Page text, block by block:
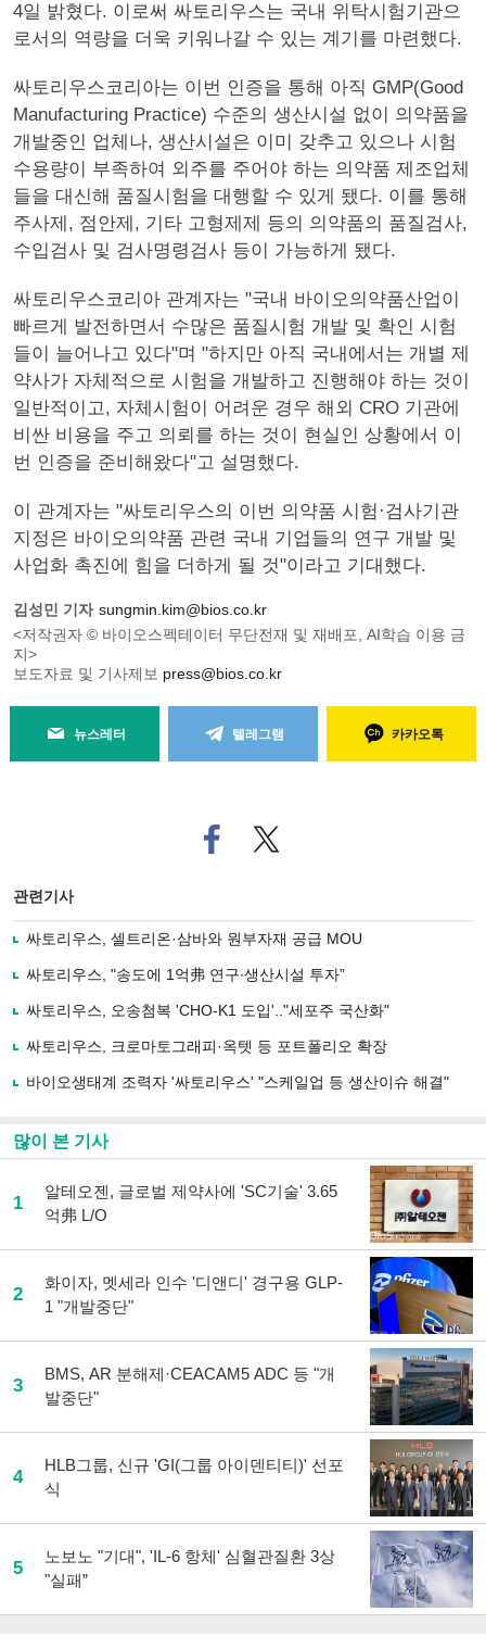
4일 밝혔다. 이로써 싸토리우스는 국내 위탁시험기관으
로서의 역량을 더욱 키워나갈 수 있는 계기를 마련했다.
싸토리우스코리아는 이번 인증을 통해 아직 GMP(Good
Manufacturing Practice) 수준의 생산시설 없이 의약품을
개발중인 업체나, 생산시설은 이미 갖추고 있으나 시험
수용량이 부족하여 외주를 주어야 하는 의약품 제조업체
들을 대신해 품질시험을 대행할 수 있게 됐다. 이를 통해
주사제, 점안제, 기타 고형제제 등의 의약품의 품질검사,
수입검사 및 검사명령검사 등이 가능하게 됐다.
싸토리우스코리아 관계자는 "국내 바이오의약품산업이
빠르게 발전하면서 수많은 품질시험 개발 및 확인 시험
들이 늘어나고 있다"며 "하지만 아직 국내에서는 개별 제
약사가 자체적으로 시험을 개발하고 진행해야 하는 것이
일반적이고, 자체시험이 어려운 경우 해외 CRO 기관에
비싼 비용을 주고 의뢰를 하는 것이 현실인 상황에서 이
번 인증을 준비해왔다"고 설명했다.
이 관계자는 "싸토리우스의 이번 의약품 시험·검사기관
지정은 바이오의약품 관련 국내 기업들의 연구 개발 및
사업화 촉진에 힘을 더하게 될 것"이라고 기대했다.
김성민 기자 sungmin.kim@bios.co.kr
<저작권자 © 바이오스펙테이터 무단전재 및 재배포, AI학습 이용 금
지>
보도자료 및 기사제보 press@bios.co.kr
뉴스레터 텔레그램 카카오톡
페
이
로
기
사
유
기
트위
터로
관련기사
싸토리우스, 셀트리온·삼바와 원부자재 공급 MOU
싸토리우스, "송도에 1억弗 연구∙생산시설 투자”
싸토리우스, 오송첨복 'CHO-K1 도입'.."세포주 국산화"
싸토리우스, 크로마토그래피·옥텟 등 포트폴리오 확장
바이오생태계 조력자 '싸토리우스' "스케일업 등 생산이슈 해결"
많이 본 기사
1
알테오젠, 글로벌 제약사에 'SC기술' 3.65
억弗 L/O
2
화이자, 멧세라 인수 '디앤디' 경구용 GLP-
1 "개발중단"
3
BMS, AR 분해제·CEACAM5 ADC 등 "개
발중단"
4
HLB그룹, 신규 'GI(그룹 아이덴티티)' 선포
식
5
노보노 "기대", 'IL-6 항체' 심혈관질환 3상
"실패”